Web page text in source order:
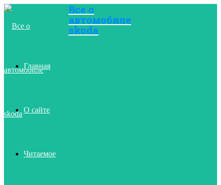
Menu
Все о
автомобиле
skoda
Главная
О сайте
Читаемое